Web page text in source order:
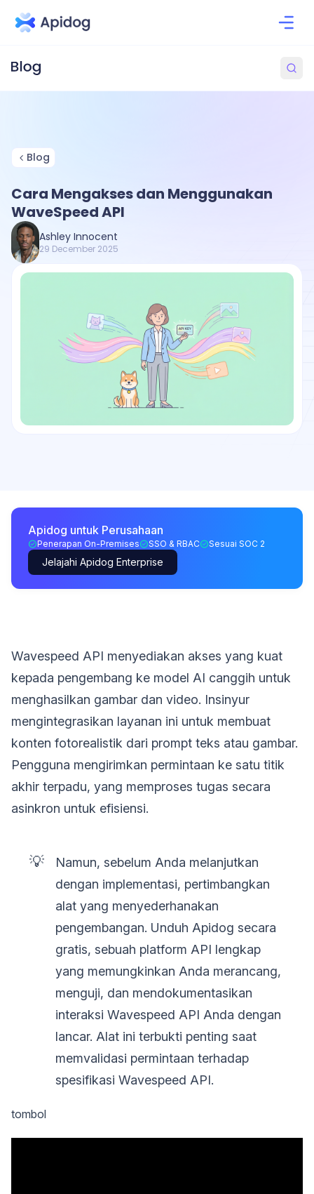
Blog
Cara Mengakses dan Menggunakan
WaveSpeed API
Ashley Innocent
29 December 2025
Apidog untuk Perusahaan
Penerapan On-Premises SSO & RBAC Sesuai SOC 2
Jelajahi Apidog Enterprise
Wavespeed API menyediakan akses yang kuat
kepada pengembang ke model AI canggih untuk
menghasilkan gambar dan video. Insinyur
mengintegrasikan layanan ini untuk membuat
konten fotorealistik dari prompt teks atau gambar.
Pengguna mengirimkan permintaan ke satu titik
akhir terpadu, yang memproses tugas secara
asinkron untuk efisiensi.
💡
Namun, sebelum Anda melanjutkan
dengan implementasi, pertimbangkan
alat yang menyederhanakan
pengembangan. Unduh Apidog secara
gratis, sebuah platform API lengkap
yang memungkinkan Anda merancang,
menguji, dan mendokumentasikan
interaksi Wavespeed API Anda dengan
lancar. Alat ini terbukti penting saat
memvalidasi permintaan terhadap
spesifikasi Wavespeed API.
tombol